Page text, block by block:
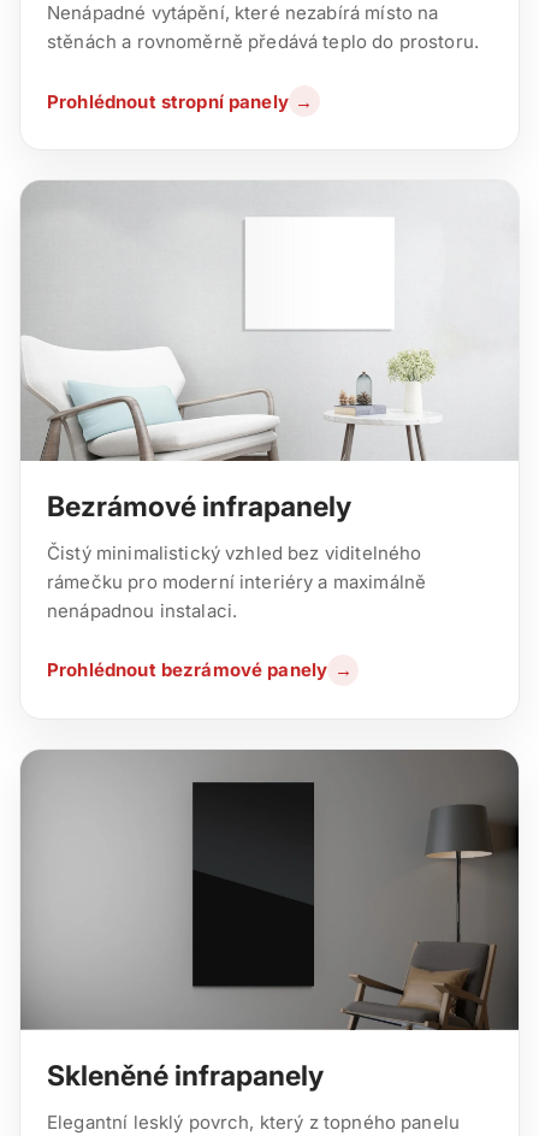
Nenápadné vytápění, které nezabírá místo na
stěnách a rovnoměrně předává teplo do prostoru.
Prohlédnout stropní panely →
Bezrámové infrapanely
Čistý minimalistický vzhled bez viditelného
rámečku pro moderní interiéry a maximálně
nenápadnou instalaci.
Prohlédnout bezrámové panely →
Skleněné infrapanely
Elegantní lesklý povrch, který z topného panelu